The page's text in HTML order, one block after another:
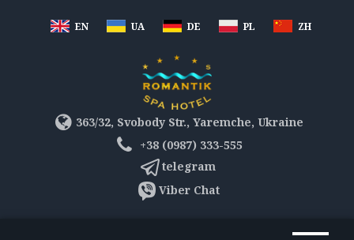
EN UA DE PL ZH
363/32, Svobody Str., Yaremche, Ukraine
+38 (0987) 333-555
telegram
Viber Chat